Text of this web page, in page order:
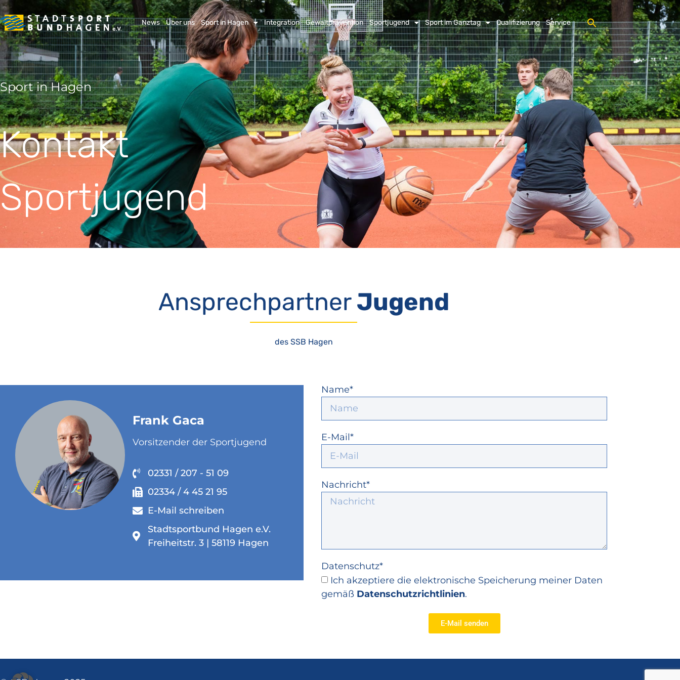
News Über uns Sport in Hagen Integration Gewaltprävention Sportjugend Sport im Ganztag Qualifizierung Service
Sport in Hagen
Kontakt
Sportjugend
AnsprechpartnerJugend
des SSB Hagen
Frank Gaca
Vorsitzender der Sportjugend
02331 / 207 - 51 09
02334 / 4 45 21 95
E-Mail schreiben
Stadtsportbund Hagen e.V.
Freiheitstr. 3 | 58119 Hagen
Name*
E-Mail*
Nachricht*
Datenschutz*
Ich akzeptiere die elektronische Speicherung meiner Daten
gemäß Datenschutzrichtlinien.
E-Mail senden